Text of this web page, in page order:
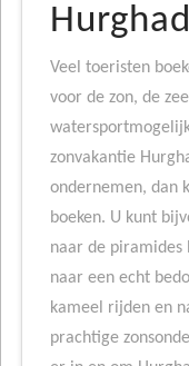
Veel toeristen
voor de zon, de
zonvakantie
ondernemen, dan
boeken. U kunt
naar de piramides
naar een echt
kameel rijden en
prachtige